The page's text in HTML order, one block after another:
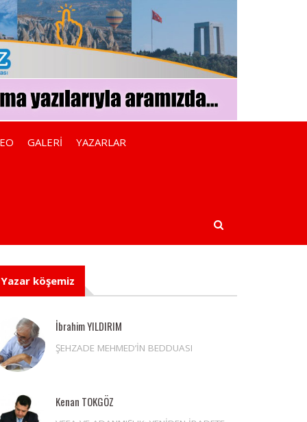
GALERİ YAZARLAR
Yazar köşemiz
İbrahim YILDIRIM
ŞEHZADE MEHMED’İN BEDDUASI
Kenan TOKGÖZ